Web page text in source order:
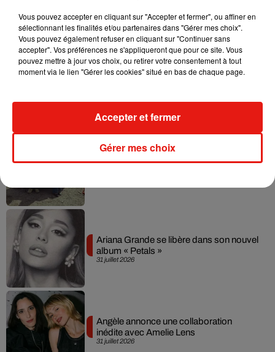
4 août 2026
Ariana Grande prendra une pause après
31 juillet 2026
Ariana Grande se libère dans son nouvel
album « Petals »
31 juillet 2026
Angèle annonce une collaboration
inédite avec Amelie Lens
Vous pouvez accepter en cliquant sur "Accepter et fermer", ou affiner en
sélectionnant les finalités et/ou partenaires dans "Gérer mes choix".
Vous pouvez également refuser en cliquant sur "Continuer sans
accepter". Vos préférences ne s'appliqueront que pour ce site. Vous
pouvez mettre à jour vos choix, ou retirer votre consentement à tout
moment via le lien "Gérer les cookies" situé en bas de chaque page.
Gérer mes choix
Accepter et fermer